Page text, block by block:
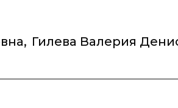
, Гилева Валерия